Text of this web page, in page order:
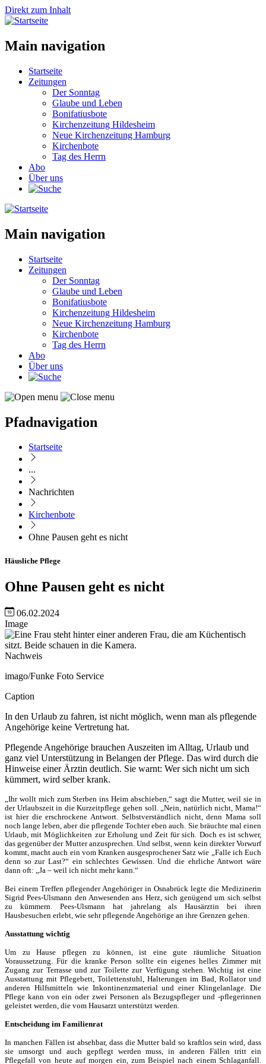
Direkt zum Inhalt
Main navigation
Startseite
Zeitungen
Der Sonntag
Glaube und Leben
Bonifatiusbote
Kirchenzeitung Hildesheim
Neue Kirchenzeitung Hamburg
Kirchenbote
Tag des Herrn
Abo
Über uns
Main navigation
Startseite
Zeitungen
Der Sonntag
Glaube und Leben
Bonifatiusbote
Kirchenzeitung Hildesheim
Neue Kirchenzeitung Hamburg
Kirchenbote
Tag des Herrn
Abo
Über uns
Pfadnavigation
Startseite
...
Nachrichten
Kirchenbote
Ohne Pausen geht es nicht
Häusliche Pflege
Ohne Pausen geht es nicht
06.02.2024
Image
Nachweis
imago/Funke Foto Service
Caption
In den Urlaub zu fahren, ist nicht möglich, wenn man als pflegende
Angehörige keine Vertretung hat.
Pflegende Angehörige brauchen Auszeiten im Alltag, Urlaub und
ganz viel Unterstützung in Belangen der Pflege. Das wird durch die
Hinweise einer Ärztin deutlich. Sie warnt: Wer sich nicht um sich
kümmert, wird selber krank.
„Ihr wollt mich zum Sterben ins Heim abschieben,“ sagt die Mutter, weil sie in
der Urlaubszeit in die Kurzeitpflege gehen soll. „Nein, natürlich nicht, Mama!“
ist hier die erschrockene Antwort. Selbstverständlich nicht, denn Mama soll
noch lange leben, aber die pflegende Tochter eben auch. Sie bräuchte mal einen
Urlaub, mit Möglichkeiten zur Erholung und Zeit für sich. Doch es ist schwer,
das gegenüber der Mutter anzusprechen. Und selbst, wenn kein direkter Vorwurf
kommt, macht auch ein vom Kranken ausgesprochener Satz wie „Falle ich Euch
denn so zur Last?“ ein schlechtes Gewissen. Und die ehrliche Antwort wäre
dann oft: „Ja – weil ich nicht mehr kann.“
Bei einem Treffen pflegender Angehöriger in Osnabrück legte die Medizinerin
Sigrid Pees-Ulsmann den Anwesenden ans Herz, sich genügend um sich selbst
zu kümmern. Pees-Ulsmann hat jahrelang als Hausärztin bei ihren
Hausbesuchen erlebt, wie sehr pflegende Angehörige an ihre Grenzen gehen.
Ausstattung wichtig
Um zu Hause pflegen zu können, ist eine gute räumliche Situation
Voraussetzung. Für die kranke Person sollte ein eigenes helles Zimmer mit
Zugang zur Terrasse und zur Toilette zur Verfügung stehen. Wichtig ist eine
Ausstattung mit Pflegebett, Toilettenstuhl, Halterungen im Bad, Rollator und
anderen Hilfsmitteln wie Inkontinenzmaterial und einer Klingelanlage. Die
Pflege kann von ein oder zwei Personen als Bezugspfleger und -pflegerinnen
geleistet werden, die vom Hausarzt unterstützt werden.
Entscheidung im Familienrat
In manchen Fällen ist absehbar, dass die Mutter bald so kraftlos sein wird, dass
sie umsorgt und auch gepflegt werden muss, in anderen Fällen tritt ein
Pflegefall von heute auf morgen ein, zum Beispiel nach einem Schlaganfall.